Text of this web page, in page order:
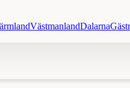
VästmanlandDalarna